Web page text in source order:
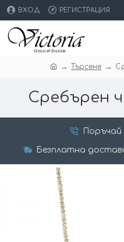
ВХОД РЕГИСТРАЦИЯ
Търсене
Сребърен
Поръчай
Безплатна